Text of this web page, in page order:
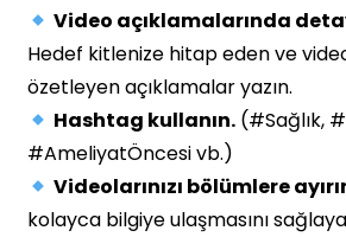
Video açıklamalarında
Hedef kitlenize hitap eden ve
özetleyen açıklamalar yazın.
Hashtag kullanın.(#Sağlık,
#AmeliyatÖncesi vb.)
Videolarınızı bölümlere
kolayca bilgiye ulaşmasını